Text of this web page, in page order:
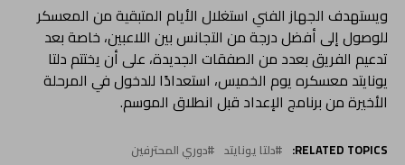
ويستهدف الجهاز الفني استغلال الأيام المتبقية من المعسكر
للوصول إلى أفضل درجة من التجانس بين اللاعبين، خاصة بعد
تدعيم الفريق بعدد من الصفقات الجديدة، على أن يختتم دلتا
يونايتد معسكره يوم الخميس، استعدادًا للدخول في المرحلة
الأخيرة من برنامج الإعداد قبل انطلاق الموسم.
RELATED TOPICS: دلتا يونايتد دوري المحترفين